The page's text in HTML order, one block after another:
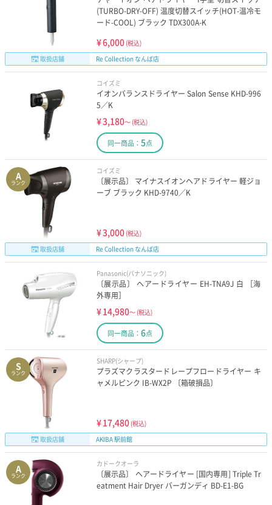
(TURBO-DRY-OFF) 温度切替スイッチ(HOT-温冷モ
ード-COOL) ブラック TDX300A-K
¥6,000 (税込)
取扱店舗
Re Collection なんば店
コイズミ
イオンバランスドライヤー Salon Sense KHD-996
5／K
¥3,180～ (税込)
同一商品： 5点
A
ランク
コイズミ
〔展示品〕 マイナスイオンヘアドライヤー 軽ジョ
ーブ ブラック KHD-9740／K
¥3,000 (税込)
取扱店舗
Re Collection なんば店
Panasonic(パナソニック)
〔展示品〕 ヘアードライヤー EH-TNA9J 白 ［海
外専用］
¥14,980～ (税込)
同一商品： 6点
S
ランク
SHARP(シャープ)
プラズマクラスタードレープフロードライヤー キ
ャメルピンク IB-WX2P 〔箱破損品〕
¥17,480 (税込)
取扱店舗
AKIBA 駅前館
A
ランク
カドークオーラ
〔展示品〕 ヘアードライヤー [国内専用] Triple Tr
eatment Hair Dryer バーガンディ BD-E1-BG